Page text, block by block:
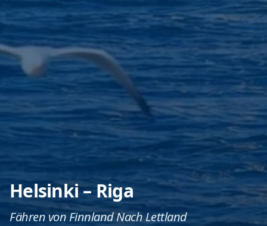
Helsinki – Riga
Fähren von Finnland Nach Lettland